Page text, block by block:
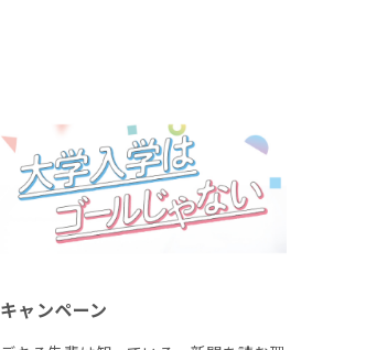
キャンペーン